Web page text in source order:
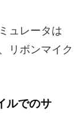
ュレータは
リボンマイク
ルでのサ